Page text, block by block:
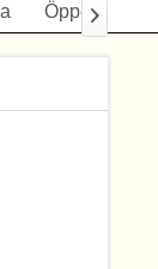
Öppen gren
